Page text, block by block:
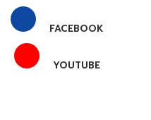
FACEBOOK
YOUTUBE